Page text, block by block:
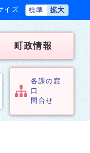
イズ 標準 拡大
町政情報
各課の窓
口
問合せ